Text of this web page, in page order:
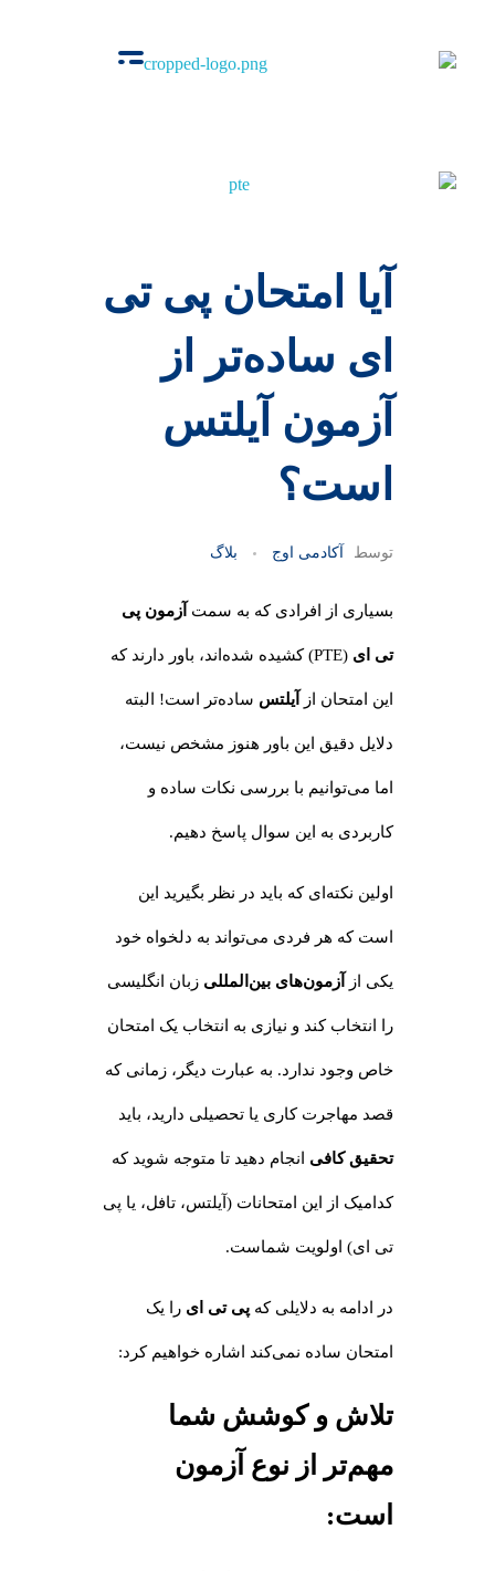
آیا امتحان پی تی
ای ساده‌تر از
آزمون آیلتس
است؟
توسط آکادمی اوج بلاگ
بسیاری از افرادی که به سمت آزمون پی
تی ای (PTE) کشیده شده‌اند، باور دارند که
این امتحان از آیلتس ساده‌تر است! البته
دلایل دقیق این باور هنوز مشخص نیست،
اما می‌توانیم با بررسی نکات ساده و
کاربردی به این سوال پاسخ دهیم.
اولین نکته‌ای که باید در نظر بگیرید این
است که هر فردی می‌تواند به دلخواه خود
یکی از آزمون‌های بین‌المللی زبان انگلیسی
را انتخاب کند و نیازی به انتخاب یک امتحان
خاص وجود ندارد. به عبارت دیگر، زمانی که
قصد مهاجرت کاری یا تحصیلی دارید، باید
تحقیق کافی انجام دهید تا متوجه شوید که
کدامیک از این امتحانات (آیلتس، تافل، یا پی
تی ای) اولویت شماست.
در ادامه به دلایلی که پی تی ای را یک
امتحان ساده نمی‌کند اشاره خواهیم کرد:
تلاش و کوشش شما
مهم‌تر از نوع آزمون
است: